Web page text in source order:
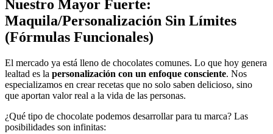
Nuestro Mayor Fuerte:
Maquila/Personalización Sin Límites
(Fórmulas Funcionales)
El mercado ya está lleno de chocolates comunes. Lo que hoy genera
lealtad es la personalización con un enfoque consciente. Nos
especializamos en crear recetas que no solo saben delicioso, sino
que aportan valor real a la vida de las personas.
¿Qué tipo de chocolate podemos desarrollar para tu marca? Las
posibilidades son infinitas: